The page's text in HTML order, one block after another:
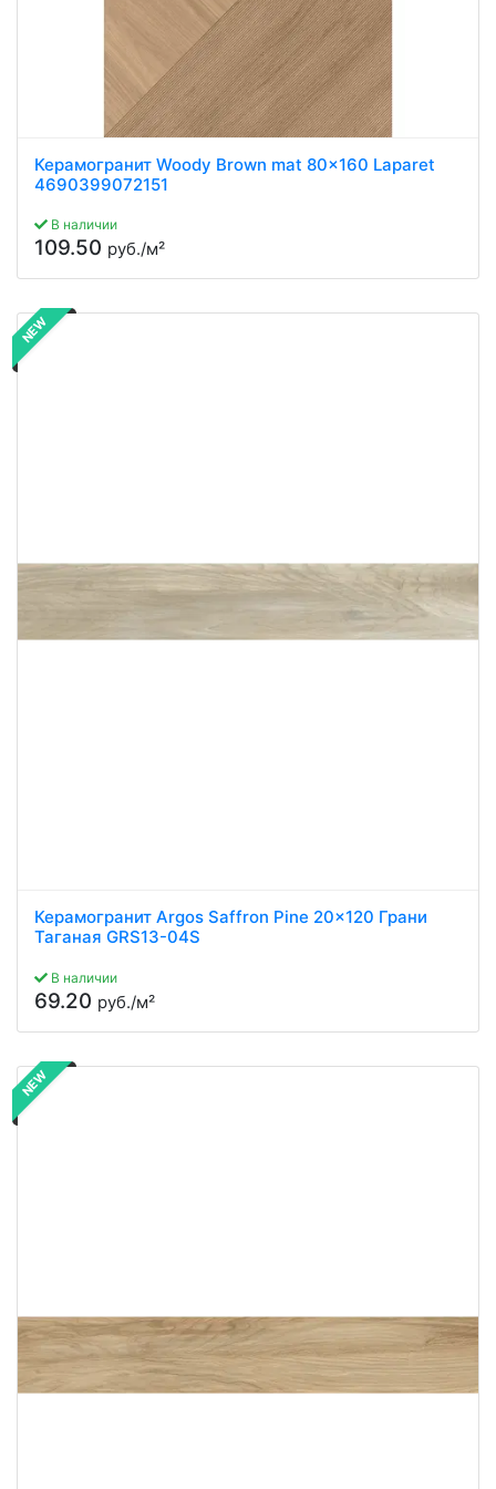
Керамогранит Woody Brown mat 80x160 Laparet
4690399072151
В наличии
109.50 руб./м²
NEW
Керамогранит Argos Saffron Pine 20x120 Грани
Таганая GRS13-04S
В наличии
69.20 руб./м²
NEW